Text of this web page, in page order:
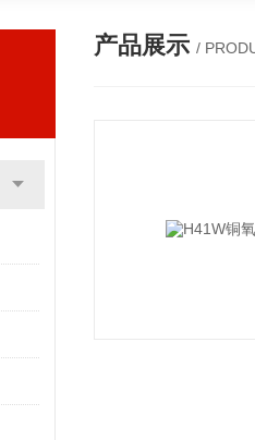
产品展示 /